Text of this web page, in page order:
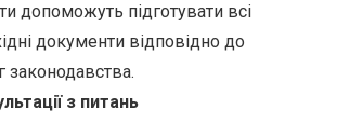
допоможуть підготувати всі
документи відповідно до
законодавства.
з питань